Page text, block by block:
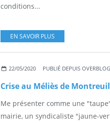
conditions...
EN SAVOIR PLUS
MONTREUIL
22/05/2020 PUBLIÉ DEPUIS OVERBLOG
Me présenter comme une
mairie, un syndicaliste "jaune-